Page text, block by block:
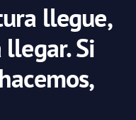
llegue,
Si